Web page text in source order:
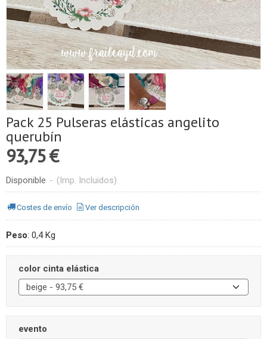
Pack 25 Pulseras elásticas angelito
querubín
93,75 €
Disponible - (Imp. Incluidos)
Costes de envío Ver descripción
Peso: 0,4 Kg
color cinta elástica
evento